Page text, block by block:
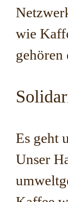
wie
gehören
Es geht
Unser